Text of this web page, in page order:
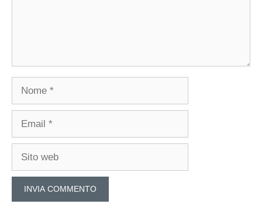
Nome
Email
Sito